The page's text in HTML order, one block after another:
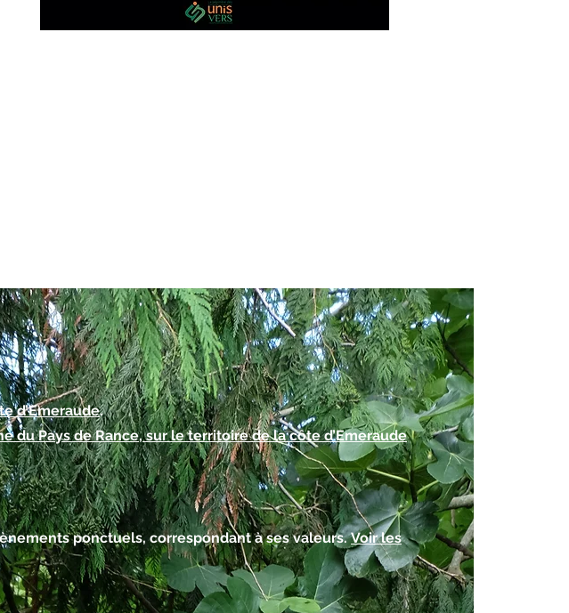
d’Emeraude.
Pays de Rance, sur le territoire de la côte d’Emeraude
ponctuels, correspondant à ses valeurs.Voir les